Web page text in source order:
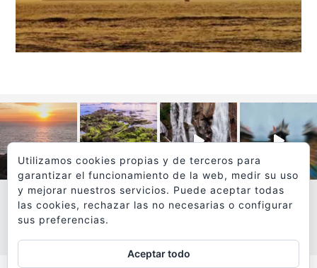
VER MÁS
Utilizamos cookies propias y de terceros para
garantizar el funcionamiento de la web, medir su uso
y mejorar nuestros servicios. Puede aceptar todas
las cookies, rechazar las no necesarias o configurar
sus preferencias.
Aceptar todo